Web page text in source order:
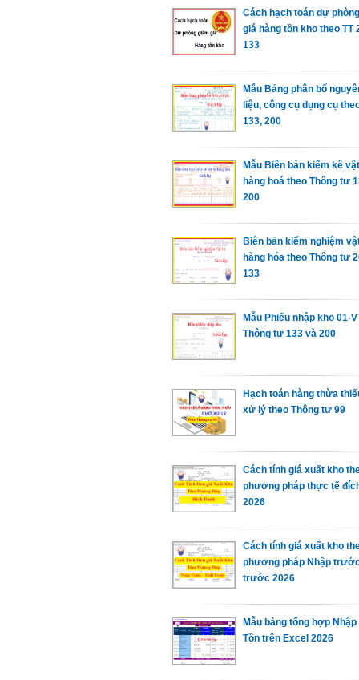
Cách hạch toán dự
giá hàng tồn kho theo TT
133
Mẫu Bảng phân bổ
liệu, công cụ dụng cụ
133, 200
Mẫu Biên bản kiểm kê
hàng hoá theo Thông tư
200
Biên bản kiểm nghiệm
hàng hóa theo Thông tư
133
Mẫu Phiếu nhập kho 01-
Thông tư 133 và 200
Hạch toán hàng thừa
xử lý theo Thông tư 99
Cách tính giá xuất kho
phương pháp thực tế
2026
Cách tính giá xuất kho
phương pháp Nhập
trước 2026
Mẫu bảng tổng hợp Nhập
Tồn trên Excel 2026